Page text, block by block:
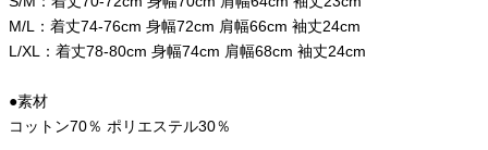
M/L：着丈74-76cm 身幅72cm 肩幅66cm 袖丈24cm
L/XL：着丈78-80cm 身幅74cm 肩幅68cm 袖丈24cm
●素材
コットン70％ ポリエステル30％